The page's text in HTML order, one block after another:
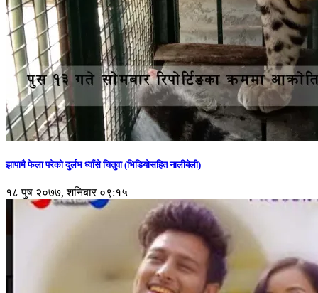
झापामै फेला परेको दुर्लभ ध्वाँसे चितुवा (भिडियोसहित नालीबेली)
१८ पुष २०७७, शनिबार ०९:१५